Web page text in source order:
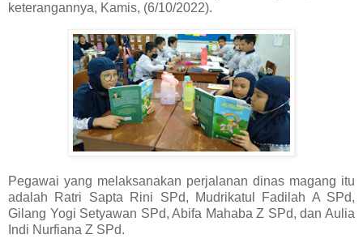
keterangannya, Kamis, (6/10/2022).
Pegawai yang melaksanakan perjalanan dinas magang itu
adalah Ratri Sapta Rini SPd, Mudrikatul Fadilah A SPd,
Gilang Yogi Setyawan SPd, Abifa Mahaba Z SPd, dan Aulia
Indi Nurfiana Z SPd.